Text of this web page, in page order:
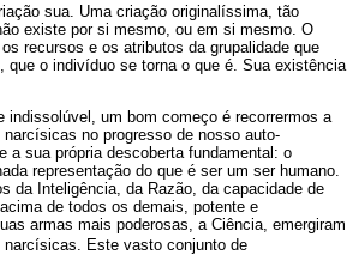
sua. Uma criação originalíssima, tão
existe por si mesmo, ou em si mesmo. O
recursos e os atributos da grupalidade que
o indivíduo se torna o que é. Sua existência
indissolúvel, um bom começo é recorrermos a
no progresso de nosso auto-
a sua própria descoberta fundamental: o
representação do que é ser um ser humano.
da Inteligência, da Razão, da capacidade de
de todos os demais, potente e
armas mais poderosas, a Ciência, emergiram
Este vasto conjunto de